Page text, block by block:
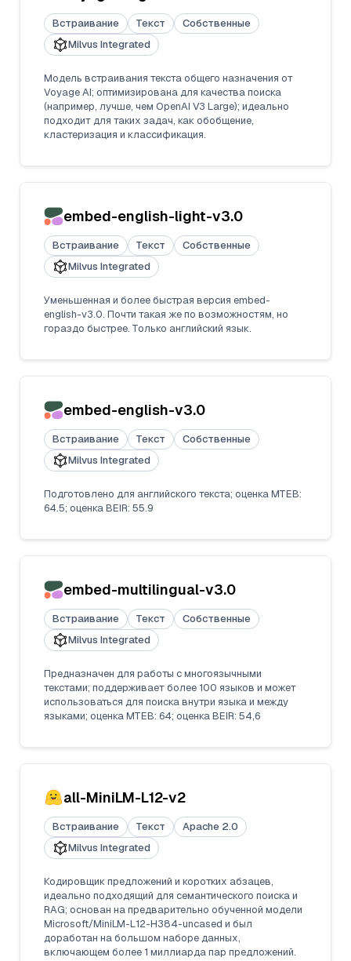
Встраивание Текст
Собственные
Milvus Integrated
Модель встраивания текста общего назначения от
Voyage AI; оптимизирована для качества поиска
(например, лучше, чем OpenAI V3 Large); идеально
подходит для таких задач, как обобщение,
кластеризация и классификация.
embed-english-light-v3.0
Встраивание Текст
Собственные
Milvus Integrated
Уменьшенная и более быстрая версия embed-
english-v3.0. Почти такая же по возможностям, но
гораздо быстрее. Только английский язык.
embed-english-v3.0
Встраивание Текст
Собственные
Milvus Integrated
Подготовлено для английского текста; оценка MTEB:
64.5; оценка BEIR: 55.9
embed-multilingual-v3.0
Встраивание Текст
Собственные
Milvus Integrated
Предназначен для работы с многоязычными
текстами; поддерживает более 100 языков и может
использоваться для поиска внутри языка и между
языками; оценка MTEB: 64; оценка BEIR: 54,6
all-MiniLM-L12-v2
Встраивание Текст
Apache 2.0
Milvus Integrated
Кодировщик предложений и коротких абзацев,
идеально подходящий для семантического поиска и
RAG; основан на предварительно обученной модели
Microsoft/MiniLM-L12-H384-uncased и был
доработан на большом наборе данных,
включающем более 1 миллиарда пар предложений.